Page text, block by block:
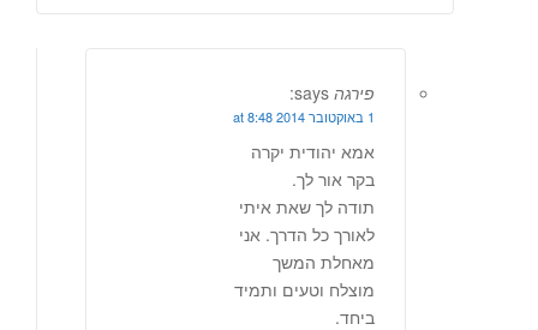
פירגה says:
1 באוקטובר 2014 at 8:48
אמא יהודית יקרה
בקר אור לך.
תודה לך שאת איתי
לאורך כל הדרך. אני
מאחלת המשך
מוצלח וטעים ותמיד
ביחד.